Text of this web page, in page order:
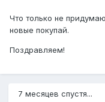
Что только не
новые покупай.
Поздравляем!
7 месяцев спустя...